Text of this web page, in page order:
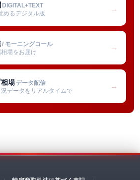
DIGITAL+TEXT
めるデジタル版
→
/ モーニングコール
場をお届け
→
場 データ配信
データをリアルタイムで
→